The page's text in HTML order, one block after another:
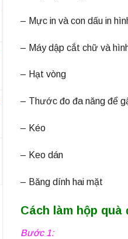
– Mực in và con dấu in
– Máy dập cắt chữ và
– Hạt vòng
– Thước đo đa năng để
– Kéo
– Keo dán
– Băng dính hai mặt
Cách làm hộp quà
Bước 1: